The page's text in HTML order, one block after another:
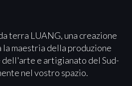
terra LUANG, una creazione
la maestria della produzione
e artigianato del Sud-
nel vostro spazio.